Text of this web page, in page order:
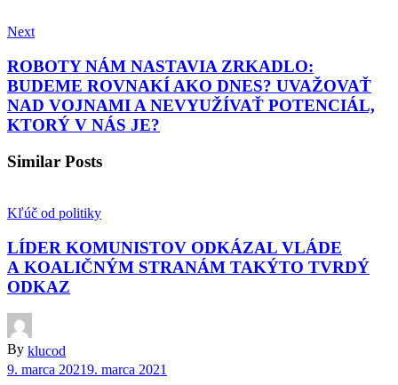
Next
ROBOTY NÁM NASTAVIA ZRKADLO:
BUDEME ROVNAKÍ AKO DNES? UVAŽOVAŤ
NAD VOJNAMI A NEVYUŽÍVAŤ POTENCIÁL,
KTORÝ V NÁS JE?
Similar Posts
Kľúč od politiky
LÍDER KOMUNISTOV ODKÁZAL VLÁDE
A KOALIČNÝM STRANÁM TAKÝTO TVRDÝ
ODKAZ
By klucod
9. marca 20219. marca 2021